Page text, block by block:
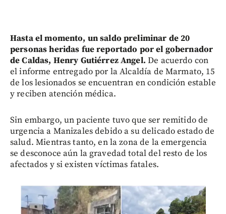
Hasta el momento, un saldo preliminar de 20
personas heridas fue reportado por el gobernador
de Caldas, Henry Gutiérrez Angel. De acuerdo con
el informe entregado por la Alcaldía de Marmato, 15
de los lesionados se encuentran en condición estable
y reciben atención médica.
Sin embargo, un paciente tuvo que ser remitido de
urgencia a Manizales debido a su delicado estado de
salud. Mientras tanto, en la zona de la emergencia
se desconoce aún la gravedad total del resto de los
afectados y si existen víctimas fatales.